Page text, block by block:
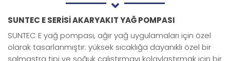
SUNTEC E SERİSİ AKARYAKIT YAĞ POMPASI
SUNTEC E yağ pompası, ağır yağ uygulamaları için özel
olarak tasarlanmıştır: yüksek sıcaklığa dayanıklı özel bir
salmastra tipi ve soğuk çalıştırmayı kolaylaştırmak için bir